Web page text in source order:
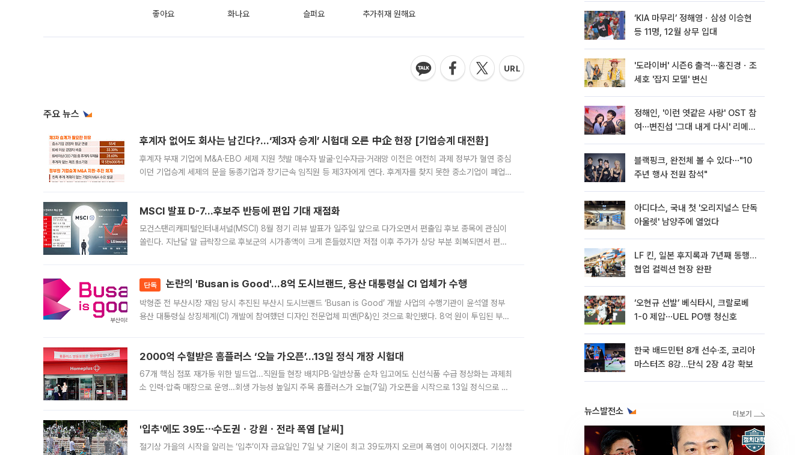
좋아요 화나요 슬퍼요 추가취재 원해요
주요 뉴스
후계자 없어도 회사는 남긴다?…‘제3자 승계’ 시험대 오른 中企 현장 [기업승계 대전환]
후계자 부재 기업에 M&A·EBO 세제 지원 첫발 매수자 발굴·인수자금·거래망 이전은 여전히 과제 정부가 혈연 중심
이던 기업승계 세제의 문을 동종기업과 장기근속 임직원 등 제3자에게 연다. 후계자를 찾지 못한 중소기업이 폐업
MSCI 발표 D-7…후보주 반등에 편입 기대 재점화
모건스탠리캐피털인터내셔널(MSCI) 8월 정기 리뷰 발표가 일주일 앞으로 다가오면서 편출입 후보 종목에 관심이
쏠린다. 지난달 말 급락장으로 후보군의 시가총액이 크게 흔들렸지만 저점 이후 주가가 상당 부분 회복되면서 편입
단독 논란의 'Busan is Good'…8억 도시브랜드, 용산 대통령실 CI 업체가 수행
박형준 전 부산시장 재임 당시 추진된 부산시 도시브랜드 ‘Busan is Good’ 개발 사업의 수행기관이 윤석열 정부
용산 대통령실 상징체계(CI) 개발에 참여했던 디자인 전문업체 피앤(P&)인 것으로 확인됐다. 8억 원이 투입된 부산
2000억 수혈받은 홈플러스 ‘오늘 가오픈’...13일 정식 개장 시험대
67개 핵심 점포 재가동 위한 빌드업...직원들 현장 배치PB·일반상품 순차 입고에도 신선식품 수급 정상화는 과제최
소 인력·압축 매장으로 운영…회생 가능성 높일지 주목 홈플러스가 오늘(7일) 가오픈을 시작으로 13일 정식으로 재
'입추'에도 39도⋯수도권ㆍ강원ㆍ전라 폭염 [날씨]
절기상 가을의 시작을 알리는 ‘입추’이자 금요일인 7일 낮 기온이 최고 39도까지 오르며 폭염이 이어지겠다. 기상청
‘KIA 마무리’ 정해영ㆍ삼성 이승현
등 11명, 12월 상무 입대
'도라이버' 시즌6 출격⋯홍진경ㆍ조
세호 '잡지 모델' 변신
정해인, '이런 엿같은 사랑' OST 참
여⋯변진섭 '그대 내게 다시' 리메이
블랙핑크, 완전체 볼 수 있다⋯"10
주년 행사 전원 참석"
아디다스, 국내 첫 '오리지널스 단독
아울렛' 남양주에 열었다
LF 킨, 일본 후지록과 7년째 동행…
협업 컬렉션 현장 완판
‘오현규 선발’ 베식타시, 크랄로베
1-0 제압⋯UEL PO행 청신호
한국 배드민턴 8개 선수·조, 코리아
마스터즈 8강…단식 2장 4강 확보
뉴스발전소